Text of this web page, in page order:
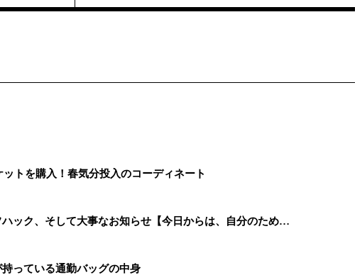
トを購入！春気分投入のコーディネート
ック、そして大事なお知らせ【今日からは、自分のため…
っている通勤バッグの中身